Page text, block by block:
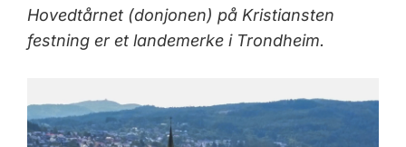
Hovedtårnet (donjonen) på Kristiansten
festning er et landemerke i Trondheim.